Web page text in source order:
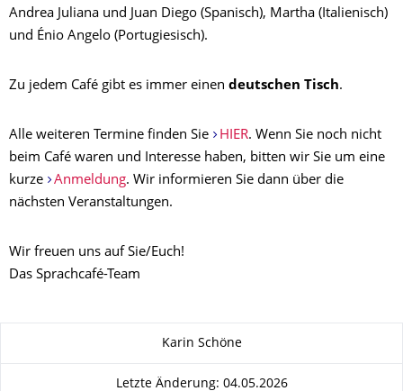
Andrea Juliana und Juan Diego (Spanisch), Martha (Italienisch)
und Énio Angelo (Portugiesisch).
Zu jedem Café gibt es immer einen deutschen Tisch.
Alle weiteren Termine finden Sie HIER. Wenn Sie noch nicht
beim Café waren und Interesse haben, bitten wir Sie um eine
kurze
Anmeldung. Wir informieren Sie dann über die
nächsten Veranstaltungen.
Wir freuen uns auf Sie/Euch!
Das Sprachcafé-Team
Karin Schöne
Letzte Änderung: 04.05.2026